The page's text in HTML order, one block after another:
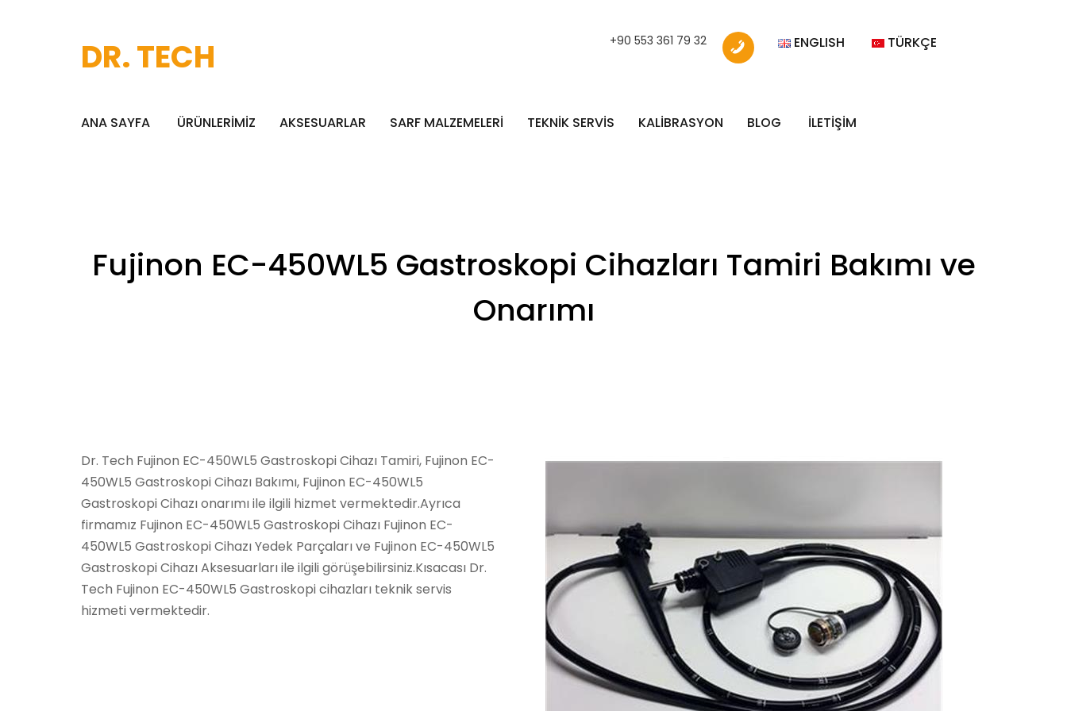
DR. TECH +90 553 361 79 32 ENGLISH TÜRKÇE
ANA SAYFA ÜRÜNLERİMİZ AKSESUARLAR SARF MALZEMELERİ TEKNİK SERVİS KALİBRASYON BLOG İLETİŞİM
Fujinon EC-450WL5 Gastroskopi Cihazları Tamiri Bakımı ve
Onarımı
Dr. Tech Fujinon EC-450WL5 Gastroskopi Cihazı Tamiri, Fujinon EC-
450WL5 Gastroskopi Cihazı Bakımı, Fujinon EC-450WL5
Gastroskopi Cihazı onarımı ile ilgili hizmet vermektedir.Ayrıca
firmamız Fujinon EC-450WL5 Gastroskopi Cihazı Fujinon EC-
450WL5 Gastroskopi Cihazı Yedek Parçaları ve Fujinon EC-450WL5
Gastroskopi Cihazı Aksesuarları ile ilgili görüşebilirsiniz.Kısacası Dr.
Tech Fujinon EC-450WL5 Gastroskopi cihazları teknik servis
hizmeti vermektedir.